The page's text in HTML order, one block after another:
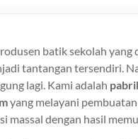
batik sekolah yang
tantangan tersendiri.
lagi. Kami adalah
yang melayani
massal dengan hasil